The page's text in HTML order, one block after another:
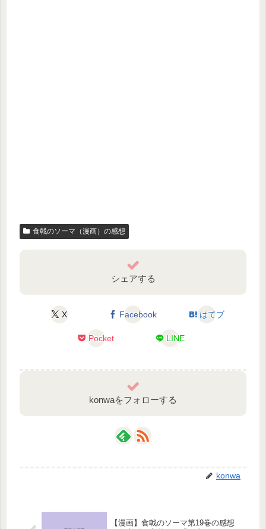
食戟のソーマ（漫画）の感想
シェアする
X Facebook はてブ
Pocket LINE
konwaをフォローする
konwa
【漫画】食戟のソーマ第19巻の感想